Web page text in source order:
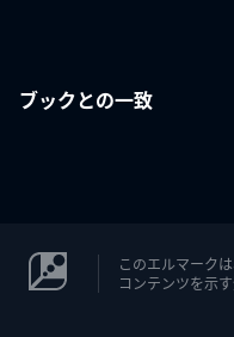
ブックとの一致
このエルマーク
コンテンツを示